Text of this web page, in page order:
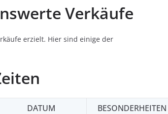
Verkäufe
erzielt. Hier sind einige der
DATUM
BESONDERHEITEN